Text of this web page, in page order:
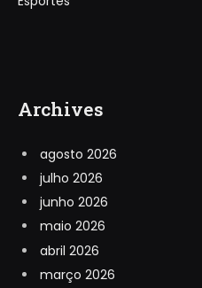
Archives
agosto 2026
julho 2026
junho 2026
maio 2026
abril 2026
março 2026